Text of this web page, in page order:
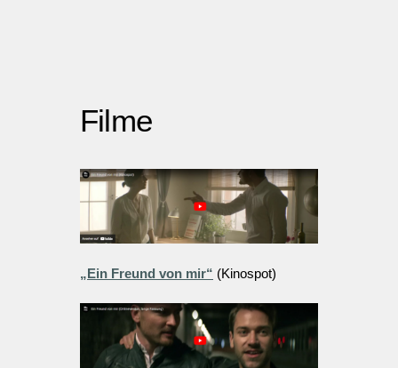
Filme
„Ein Freund von mir“ (Kinospot)